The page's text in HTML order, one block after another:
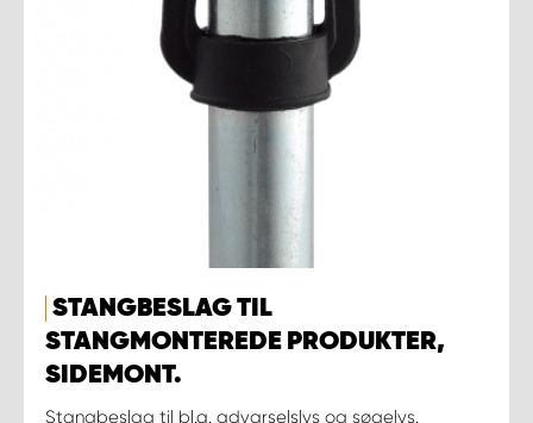
STANGBESLAG TIL
STANGMONTEREDE PRODUKTER,
SIDEMONT.
Stangbeslag til bl.a. advarselslys og søgelys.